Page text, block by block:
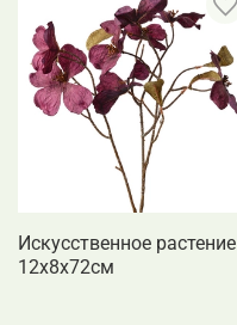
Искусственное растение
12x8x72см